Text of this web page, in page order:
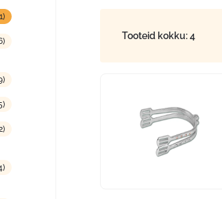
Tooteid kokku: 4